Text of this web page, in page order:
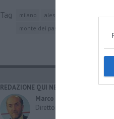
Tag milano alessandria d'egitto
monte dei paschi di siena
REDAZIONE QUI NEWS
Marco Migli
Direttore Responsabile